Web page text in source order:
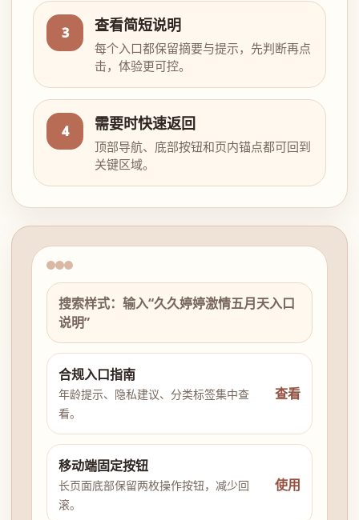
3 查看简短说明
每个入口都保留摘要与提示，先判断再点
击，体验更可控。
4 需要时快速返回
顶部导航、底部按钮和页内锚点都可回到
关键区域。
搜索样式：输入“久久婷婷激情五月天入口
说明”
合规入口指南
年龄提示、隐私建议、分类标签集中查
看。
查看
移动端固定按钮
长页面底部保留两枚操作按钮，减少回
滚。
使用